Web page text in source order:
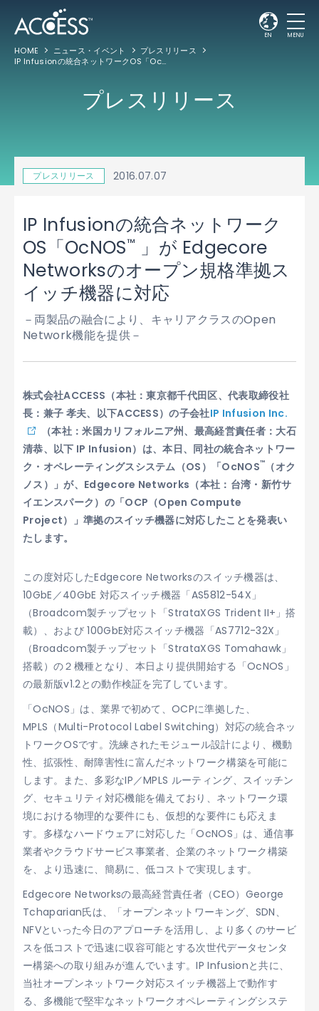
EN MENU
HOME ニュース・イベント
プレスリリース
IP Infusionの統合ネットワークOS「OcNOS
プレスリリース
プレスリリース 2016.07.07
IP Infusionの統合ネットワーク
OS「OcNOS™ 」が Edgecore
Networksのオープン規格準拠ス
イッチ機器に対応
－両製品の融合により、キャリアクラスのOpen
Network機能を提供－
株式会社ACCESS（本社：東京都千代田区、代表取締役社
長：兼子 孝夫、以下ACCESS）の子会社IP Infusion Inc.
（本社：米国カリフォルニア州、最高経営責任者：大石
清恭、以下 IP Infusion）は、本日、同社の統合ネットワー
ク・オペレーティングスシステム（OS）「OcNOS™
（オク
ノス）」が、Edgecore Networks（本社：台湾・新竹サ
イエンスパーク）の「OCP（Open Compute
Project）」準拠のスイッチ機器に対応したことを発表い
たします。
この度対応したEdgecore Networksのスイッチ機器は、
10GbE／40GbE 対応スイッチ機器「AS5812-54X」
（Broadcom製チップセット「StrataXGS Trident II+」搭
載）、および 100GbE対応スイッチ機器「AS7712-32X」
（Broadcom製チップセット「StrataXGS Tomahawk」
搭載）の２機種となり、本日より提供開始する「OcNOS」
の最新版v1.2との動作検証を完了しています。
「OcNOS」は、業界で初めて、OCPに準拠した、
MPLS（Multi-Protocol Label Switching）対応の統合ネッ
トワークOSです。洗練されたモジュール設計により、機動
性、拡張性、耐障害性に富んだネットワーク構築を可能に
します。また、多彩なIP／MPLS ルーティング、スイッチン
グ、セキュリティ対応機能を備えており、ネットワーク環
境における物理的な要件にも、仮想的な要件にも応えま
す。多様なハードウェアに対応した「OcNOS」は、通信事
業者やクラウドサービス事業者、企業のネットワーク構築
を、より迅速に、簡易に、低コストで実現します。
Edgecore Networksの最高経営責任者（CEO）George
Tchaparian氏は、「オープンネットワーキング、SDN、
NFVといった今日のアプローチを活用し、より多くのサービ
スを低コストで迅速に収容可能とする次世代データセンタ
ー構築への取り組みが進んでいます。IP Infusionと共に、
当社オープンネットワーク対応スイッチ機器上で動作す
る、多機能で堅牢なネットワークオペレーティングシステ